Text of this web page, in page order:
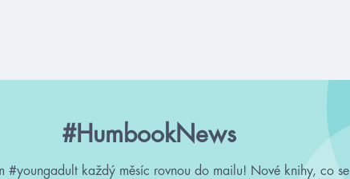
#HumbookNews
#youngadult každý měsíc rovnou do mailu! Nové knihy, co se